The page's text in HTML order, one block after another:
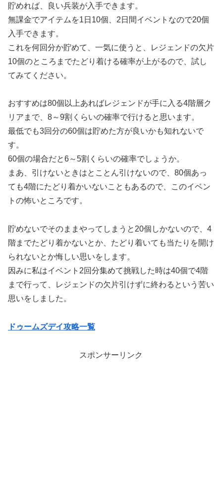
貯めれば、良い兵装が入手できます。
無課金でアイテムを1日10個、2日間イベントなので20個
入手できます。
これを何回分か貯めて、一気に使うと、レジェンドの欠片
10個のところまでたどり着ける確率が上がるので、試し
てみてください。
おすすめは80個以上あればレジェンドが手に入る4階層ク
リアまで、8～9割くらいの確率で行けると思います。
最低でも3回分の60個は貯めた方が良いかも知れないで
す。
60個の場合だと6～5割くらいの確率でしょうか。
まあ、引けないときはとことん引けないので、80個あっ
ても4階にたどり着かいないこともあるので、このイベン
トの怖いところです。
貯めないでそのままやってしまうと20個しかないので、4
階までたどり着かないとか、たどり着いても当たりを開け
られないとか悔しい思いをします。
因みに私はイベント2回分集めて挑戦した時は40個で4階
まで行って、レジェンドの欠片引けずに終わるという苦い
思いをしました。
ドゥームズデイ攻略一覧
スポンサーリンク